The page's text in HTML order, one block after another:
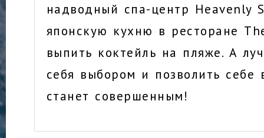
надводный спа-центр Heavenly
японскую кухню в ресторане
выпить коктейль на пляже. А
себя выбором и позволить себе
станет совершенным!